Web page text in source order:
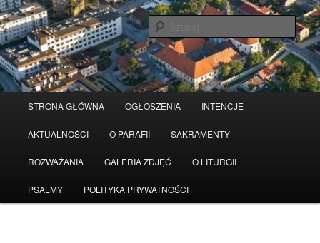
Przeskocz
do
tekstu
STRONA GŁÓWNA OGŁOSZENIA INTENCJE
AKTUALNOŚCI O PARAFII SAKRAMENTY
ROZWAŻANIA GALERIA ZDJĘĆ O LITURGII
PSALMY POLITYKA PRYWATNOŚCI
Serwis wykorzystuje pliki Cookies Czytaj więcej odrzuć